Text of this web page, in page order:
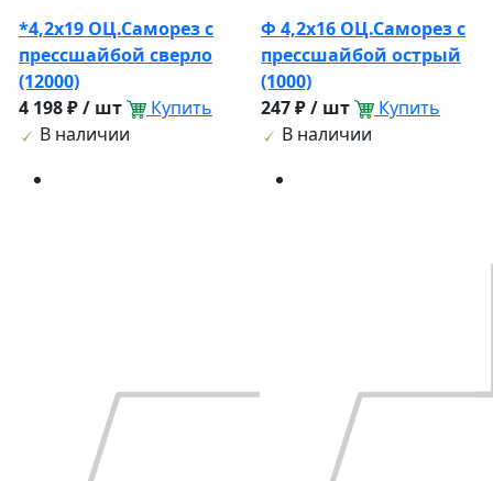
*4,2х19 ОЦ.Саморез с
прессшайбой сверло
(12000)
4 198 ₽ / шт
Купить
В наличии
Ф 4,2х16 ОЦ.Саморез с
прессшайбой острый
(1000)
247 ₽ / шт
Купить
В наличии